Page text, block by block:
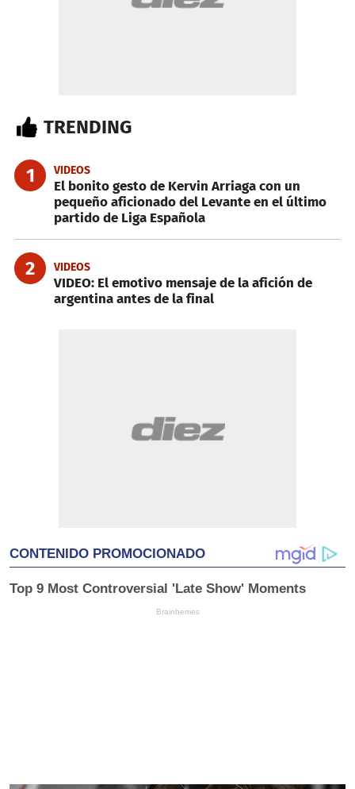
TRENDING
1 VIDEOS
El bonito gesto de Kervin Arriaga con un
pequeño aficionado del Levante en el último
partido de Liga Española
2 VIDEOS
VIDEO: El emotivo mensaje de la afición de
argentina antes de la final